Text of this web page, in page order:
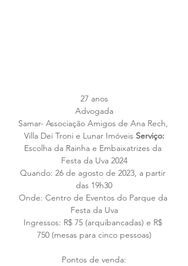
27 anos
Advogada
Samar- Associação Amigos de Ana Rech,
Villa Dei Troni e Lunar Imóveis Serviço:
Escolha da Rainha e Embaixatrizes da
Festa da Uva 2024
Quando: 26 de agosto de 2023, a partir
das 19h30
Onde: Centro de Eventos do Parque da
Festa da Uva
Ingressos: R$ 75 (arquibancadas) e R$
750 (mesas para cinco pessoas)
Pontos de venda: